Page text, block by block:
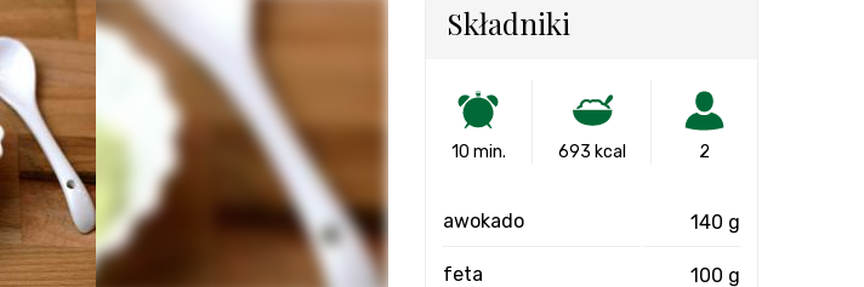
Składniki
10 min. 693 kcal 2
awokado 140 g
feta 100 g